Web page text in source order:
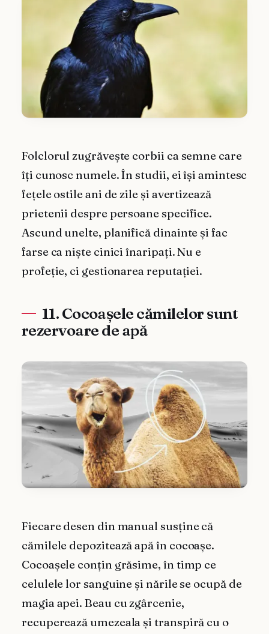
Folclorul zugrăvește corbii ca semne care
îți cunosc numele. În studii, ei își amintesc
fețele ostile ani de zile și avertizează
prietenii despre persoane specifice.
Ascund unelte, planifică dinainte și fac
farse ca niște cinici înaripați. Nu e
profeție, ci gestionarea reputației.
11. Cocoașele cămilelor sunt
rezervoare de apă
Fiecare desen din manual susține că
cămilele depozitează apă în cocoașe.
Cocoașele conțin grăsime, în timp ce
celulele lor sanguine și nările se ocupă de
magia apei. Beau cu zgârcenie,
recuperează umezeala și transpiră cu o